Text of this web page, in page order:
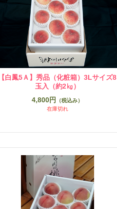
【白鳳5Ａ】秀品（化粧箱）3Lサイズ8
玉入（約2㎏）
4,800円
（税込み）
在庫切れ